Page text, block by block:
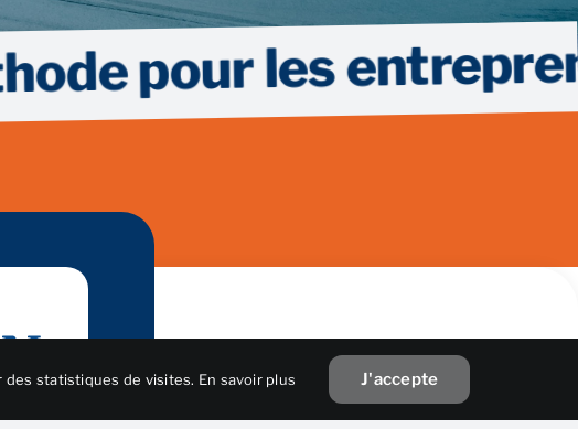
les
des statistiques de visites. En savoir plus J'accepte